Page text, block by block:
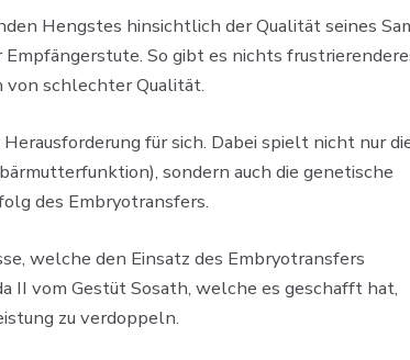
Hengstes hinsichtlich der Qualität seines
So gibt es nichts
von schlechter Qualität.
für sich. Dabei spielt nicht nur
sondern auch die genetische
des Embryotransfers.
welche den Einsatz des Embryotransfers
II vom Gestüt Sosath, welche es geschafft hat,
zu verdoppeln.